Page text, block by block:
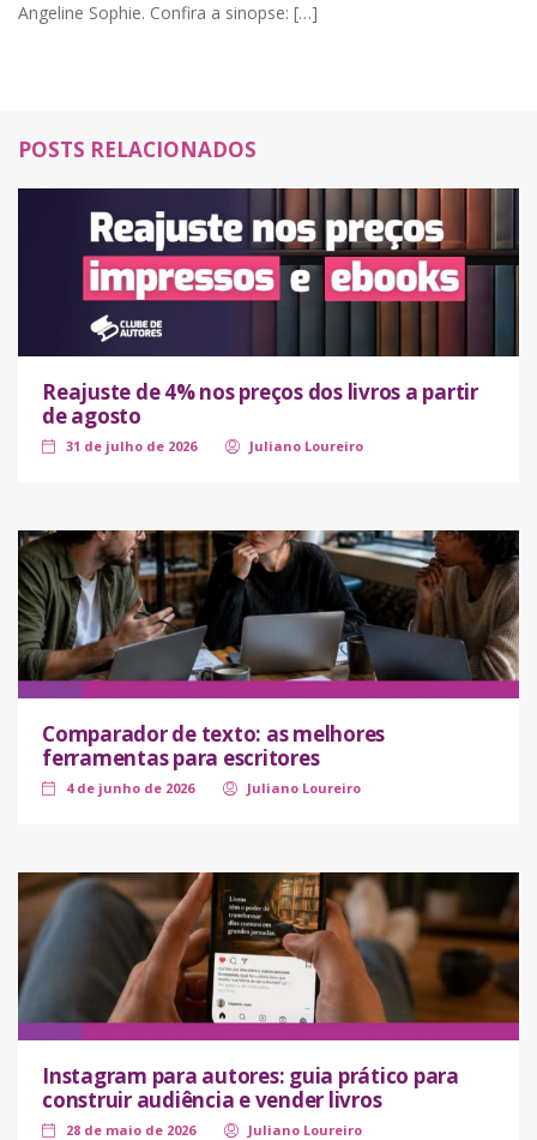
Angeline Sophie. Confira a sinopse: […]
POSTS RELACIONADOS
Reajuste de 4% nos preços dos livros a partir
de agosto
31 de julho de 2026 Juliano Loureiro
Comparador de texto: as melhores
ferramentas para escritores
4 de junho de 2026 Juliano Loureiro
Instagram para autores: guia prático para
construir audiência e vender livros
28 de maio de 2026 Juliano Loureiro